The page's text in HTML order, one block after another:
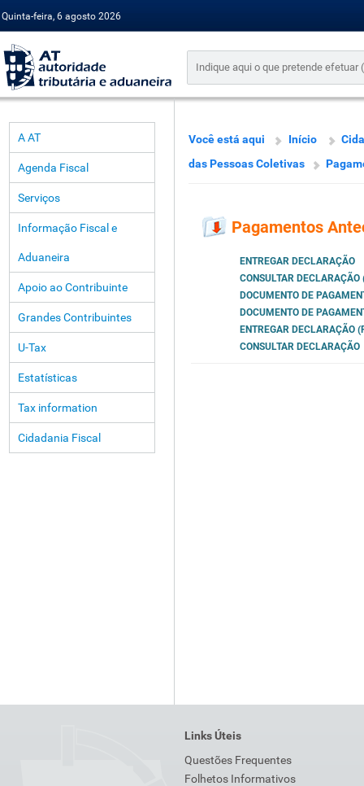
Quinta-feira, 6 agosto 2026
A AT
Agenda Fiscal
Serviços
Informação Fiscal e
Aduaneira
Apoio ao Contribuinte
Grandes Contribuintes
U-Tax
Estatísticas
Tax information
Cidadania Fiscal
Você está aqui Início
das Pessoas Coletivas
Pagamentos
ENTREGAR DECLARAÇÃO
CONSULTAR
DOCUMENTO DE
DOCUMENTO DE
ENTREGAR DECLARAÇÃO
CONSULTAR DECLARAÇÃO
Links Úteis
Questões Frequentes
Folhetos Informativos